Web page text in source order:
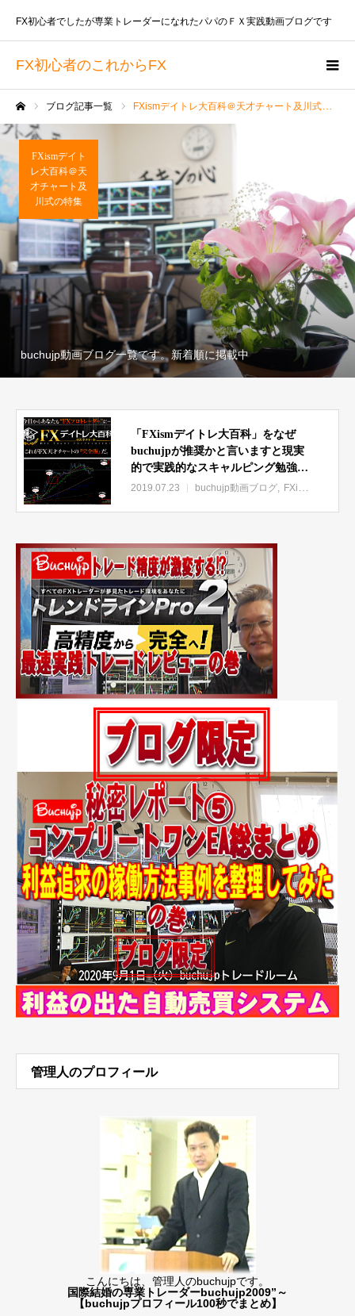
FX初心者のこれからFX
FX初心者でしたが専業トレーダーになれたパパのＦＸ実践動画ブログです
ブログ記事一覧 FXismデイトレ大百科＠天才チャート及川式の特集
FXismデイト
レ大百科＠天
才チャート及
川式の特集
buchujp動画ブログ一覧です。新着順に掲載中
「FXismデイトレ大百科」をなぜ
buchujpが推奨かと言いますと現実
的で実践的なスキャルピング勉強材
料・・・
2019.07.23 buchujp動画ブログ FXismデイトレ大百科＠天才チャート及川式の特集
管理人のプロフィール
こんにちは、管理人のbuchujpです。
国際結婚の専業トレーダーbuchujp2009”～
【buchujpプロフィール100秒でまとめ】